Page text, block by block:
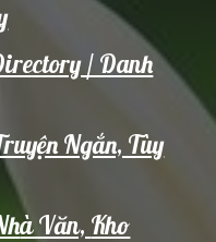
/ Danh
Ngắn, Tùy
à Văn, Kho